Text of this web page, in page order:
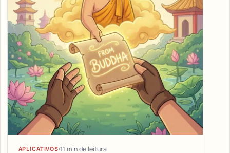
APLICATIVOS 11 min de leitura